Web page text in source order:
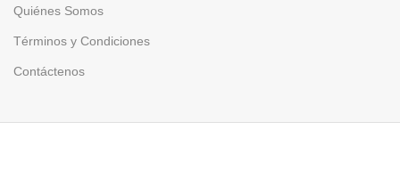
Quiénes Somos
Términos y Condiciones
Contáctenos